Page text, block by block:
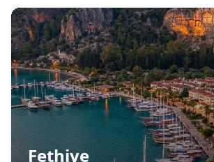
Fethiye